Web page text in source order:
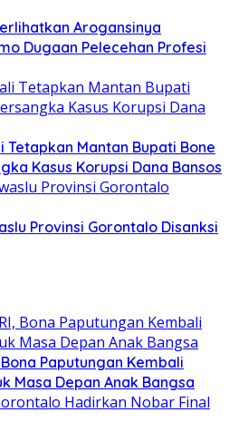
Arogansinya
Dugaan Pelecehan Profesi
Mantan Bupati Bone
Kasus Korupsi Dana Bansos
Provinsi Gorontalo Disanksi
Paputungan Kembali
Masa Depan Anak Bangsa